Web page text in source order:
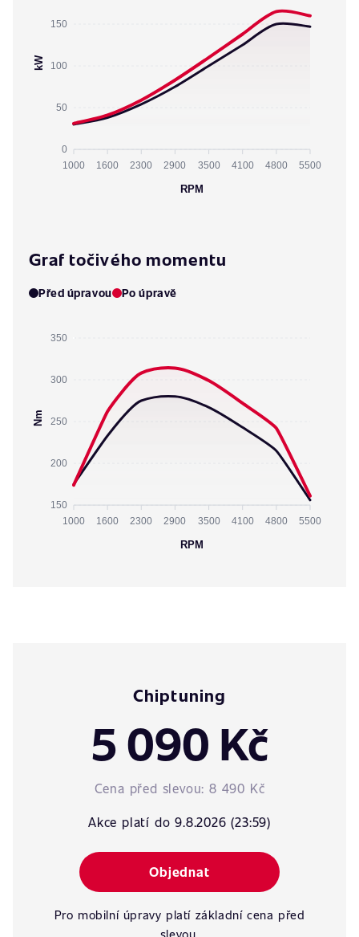
150
100
50
0
kW
1000 1600 2300 2900 3500 4100 4800 5500
RPM
Graf točivého momentu
Před úpravou Po úpravě
350
300
250
200
150
Nm
1000 1600 2300 2900 3500 4100 4800 5500
RPM
Chiptuning
5 090 Kč
Cena před slevou: 8 490 Kč
Akce platí do 9.8.2026 (23:59)
Objednat
Pro mobilní úpravy platí základní cena před
slevou.